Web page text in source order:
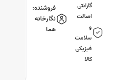
گارانتی
اصالت
و
سلامت
فیزیکی
کالا
فروشنده:
نگارخانه
هما